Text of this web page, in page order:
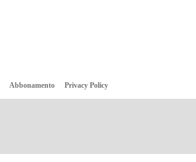
Abbonamento Privacy Policy